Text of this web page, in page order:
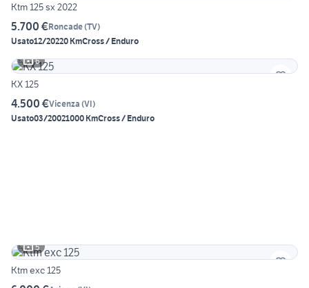
Ktm 125 sx 2022
5.700 €Roncade(TV)
Usato12/20220 KmCross / Enduro
6
KX 125
4.500 €Vicenza (VI)
Usato03/20021000 KmCross / Enduro
5
Ktm exc 125